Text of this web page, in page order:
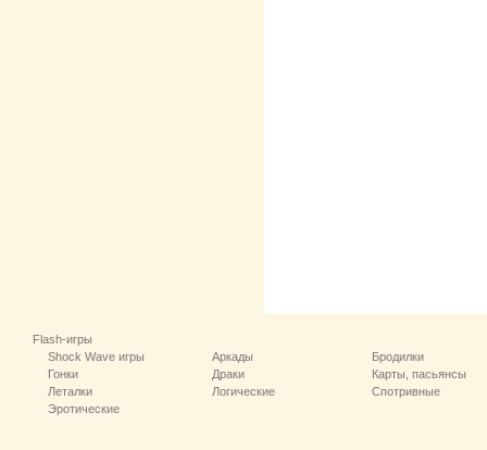
Flash-игры
Shock Wave игры
Аркады
Бродилки
Гонки
Драки
Карты, пасьянсы
Леталки
Логические
Спотривные
Эротические